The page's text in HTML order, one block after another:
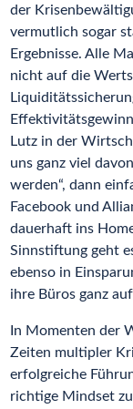
der
vermutlich sogar
Ergebnisse. Alle
nicht auf die
Lutz in der
uns ganz viel
werden“, dann
Facebook und
dauerhaft ins
Sinnstiftung geht
ebenso in
ihre Büros ganz
In Momenten der
Zeiten multipler
erfolgreiche
richtige Mindset